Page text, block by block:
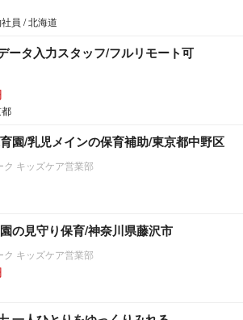
員 / 北海道
ータ入力スタッフ/フルリモート可
園/乳児メインの保育補助/東京都中野区
キッズケア営業部
の見守り保育/神奈川県藤沢市
キッズケア営業部